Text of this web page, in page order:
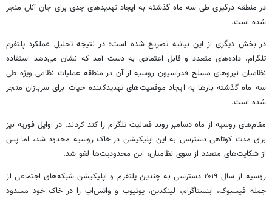
در منطقه درگیری طی سه ماه گذشته به ایجاد تهدیدهای جدی برای جان آنان منجر
شده است.
در بخش دیگری از این بیانیه تصریح شده است: در نتیجه تحلیل عملکرد پلتفرم
تلگرام، داده‌های متعدد و قابل اعتمادی به دست آمد که نشان می‌دهد استفاده
نظامیان نیروهای مسلح فدراسیون روسیه از آن در منطقه عملیات نظامی ویژه طی
سه ماه گذشته بارها به ایجاد موقعیت‌های تهدیدکننده حیات برای سربازان منجر
شده است.
مقام‌های روسیه از ماه دسامبر روند فعالیت تلگرام را کند کردند. در اوایل فوریه نیز
برای مدت کوتاهی دسترسی به این اپلیکیشن در خاک روسیه محدود شد، اما پس
از شکایت‌های متعدد از سوی نظامیان، این محدودیت‌ها لغو شد.
روسیه از سال ۲۰۱۹ دسترسی به چندین پلتفرم و اپلیکیشن شبکه‌های اجتماعی از
جمله فیسبوک، اینستاگرام، لینکدین، یوتیوب و واتس‌اپ را در خاک خود مسدود